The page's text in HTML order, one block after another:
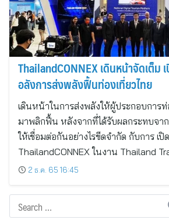
ThailandCONNEX เดินหน้าจัดเต็ม
อลังการส่งพลังฟื้นท่องเที่ยวไทย
เดินหน้าในการส่งพลังให้ผู้ประกอบการท่
มาพลิกฟื้น หลังจากที่ได้รับผลกระทบจา
ให้เชื่อมต่อกันอย่างไรขีดจำกัด กับการ เปิ
ThailandCONNEX ในงาน Thailand
2 ธ.ค. 65 16:45